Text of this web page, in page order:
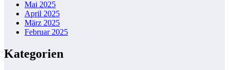
Mai 2025
April 2025
März 2025
Februar 2025
Kategorien